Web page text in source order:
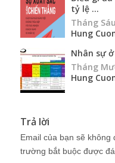
tỷ lệ ...
Tháng
Hung
Nhân sự
Tháng
Hung
Trả lời
Email của bạn sẽ không
trường bắt buộc được